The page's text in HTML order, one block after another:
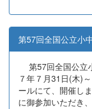
第57回全国公立小
第57回全国公立
７年７月31日(木)
ールにて、開催し
に御参加いただき